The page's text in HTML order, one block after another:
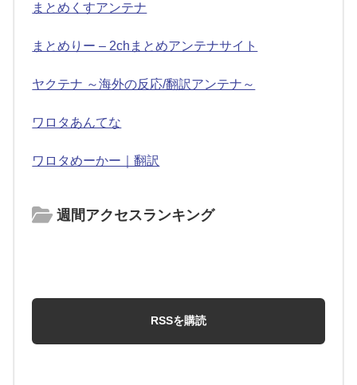
まとめくすアンテナ
まとめりー – 2chまとめアンテナサイト
ヤクテナ ～海外の反応/翻訳アンテナ～
ワロタあんてな
ワロタめーかー｜翻訳
週間アクセスランキング